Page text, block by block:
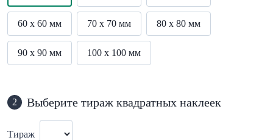
60 x 60 мм 70 x 70 мм 80 x 80 мм
90 x 90 мм 100 x 100 мм
2 Выберите тираж квадратных наклеек
Тираж